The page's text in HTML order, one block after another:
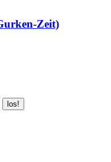
Zeit)
los!